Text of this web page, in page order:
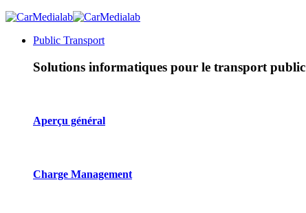
Public Transport
Solutions informatiques pour le transport public
Aperçu général
Charge Management